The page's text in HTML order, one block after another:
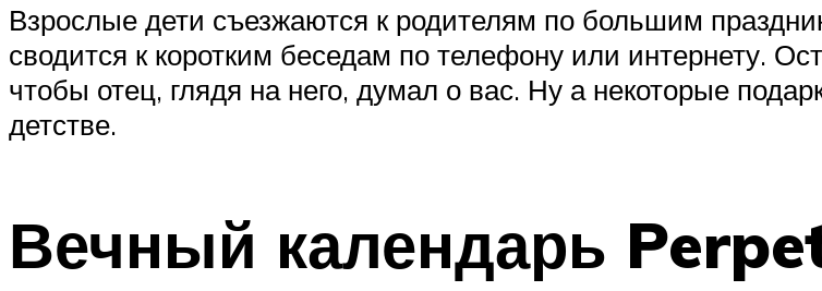
Взрослые дети съезжаются к родителям по большим
сводится к коротким беседам по телефону или интернету.
чтобы отец, глядя на него, думал о вас. Ну а некоторые
детстве.
Вечный календарь